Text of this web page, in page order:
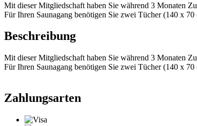
Mit dieser Mitgliedschaft haben Sie während 3 Monaten
Für Ihren Saunagang benötigen Sie zwei Tücher (140 x
Beschreibung
Mit dieser Mitgliedschaft haben Sie während 3 Monaten
Für Ihren Saunagang benötigen Sie zwei Tücher (140 x
Zahlungsarten